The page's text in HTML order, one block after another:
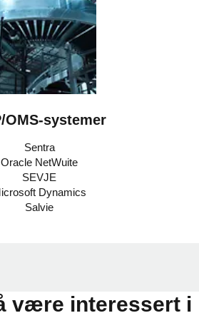
OMS-systemer
Sentra
Oracle NetWuite
SEVJE
Dynamics
Salvie
være interessert i